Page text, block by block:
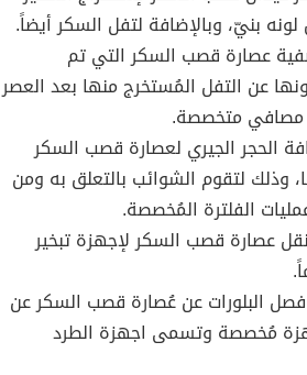
بنيّ، وبالإضافة لتفل السكر أيضاً.
عصارة قصب السكر التي تم
عن التفل المُستخرج منها بعد العصر
مصافي متخصصة.
الحجر الجيري لعصارة قصب السكر
وذلك لتقوم الشوائب بالتعلق به ومن
الفلترة المُخصصة.
عصارة قصب السكر لإجهزة تبخير
البلورات عن عُصارة قصب السكر عن
مُخصصة وتسمى اجهزة الطرد